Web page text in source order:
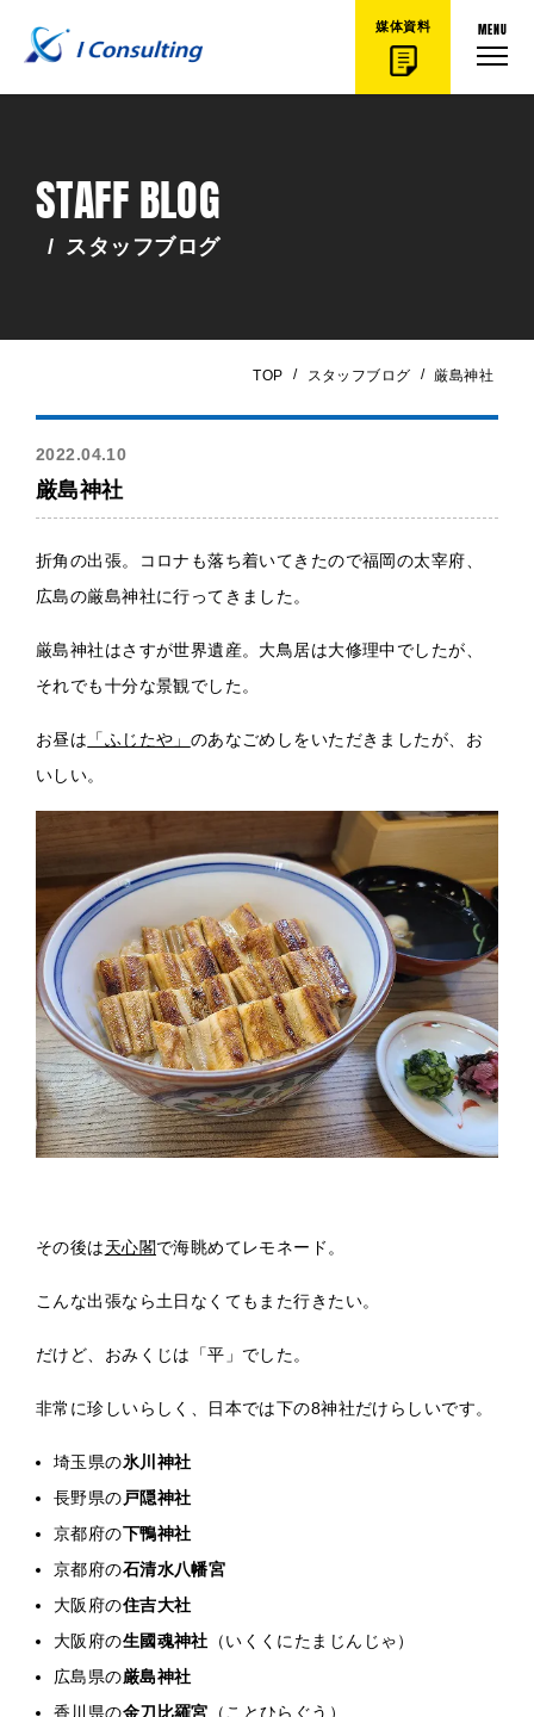
媒体資料 MENU
STAFF BLOG
/ スタッフブログ
TOP / スタッフブログ / 厳島神社
2022.04.10
厳島神社
折角の出張。コロナも落ち着いてきたので福岡の太宰府、
広島の厳島神社に行ってきました。
厳島神社はさすが世界遺産。大鳥居は大修理中でしたが、
それでも十分な景観でした。
お昼は 「ふじたや」 のあなごめしをいただきましたが、お
いしい。
その後は天心閣で海眺めてレモネード。
こんな出張なら土日なくてもまた行きたい。
だけど、おみくじは「平」でした。
非常に珍しいらしく、日本では下の8神社だけらしいです。
埼玉県の氷川神社
長野県の戸隠神社
京都府の下鴨神社
京都府の石清水八幡宮
大阪府の住吉大社
大阪府の生國魂神社 （いくくにたまじんじゃ）
広島県の厳島神社
香川県の金刀比羅宮 （ことひらぐう）